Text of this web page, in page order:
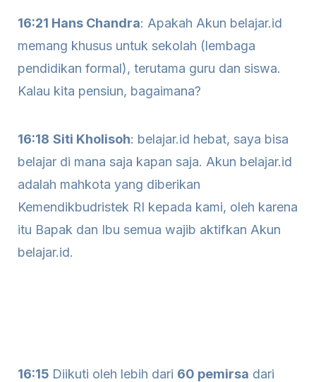
16:21 Hans Chandra: Apakah Akun belajar.id
memang khusus untuk sekolah (lembaga
pendidikan formal), terutama guru dan siswa.
Kalau kita pensiun, bagaimana?
16:18 Siti Kholisoh: belajar.id hebat, saya bisa
belajar di mana saja kapan saja. Akun belajar.id
adalah mahkota yang diberikan
Kemendikbudristek RI kepada kami, oleh karena
itu Bapak dan Ibu semua wajib aktifkan Akun
belajar.id.
16:15 Diikuti oleh lebih dari 60 pemirsa dari